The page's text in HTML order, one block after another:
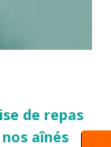
de repas
aînés